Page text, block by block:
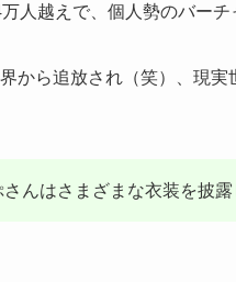
人越えで、個人勢のバー
から追放され（笑）、現
んはさまざまな衣装を披